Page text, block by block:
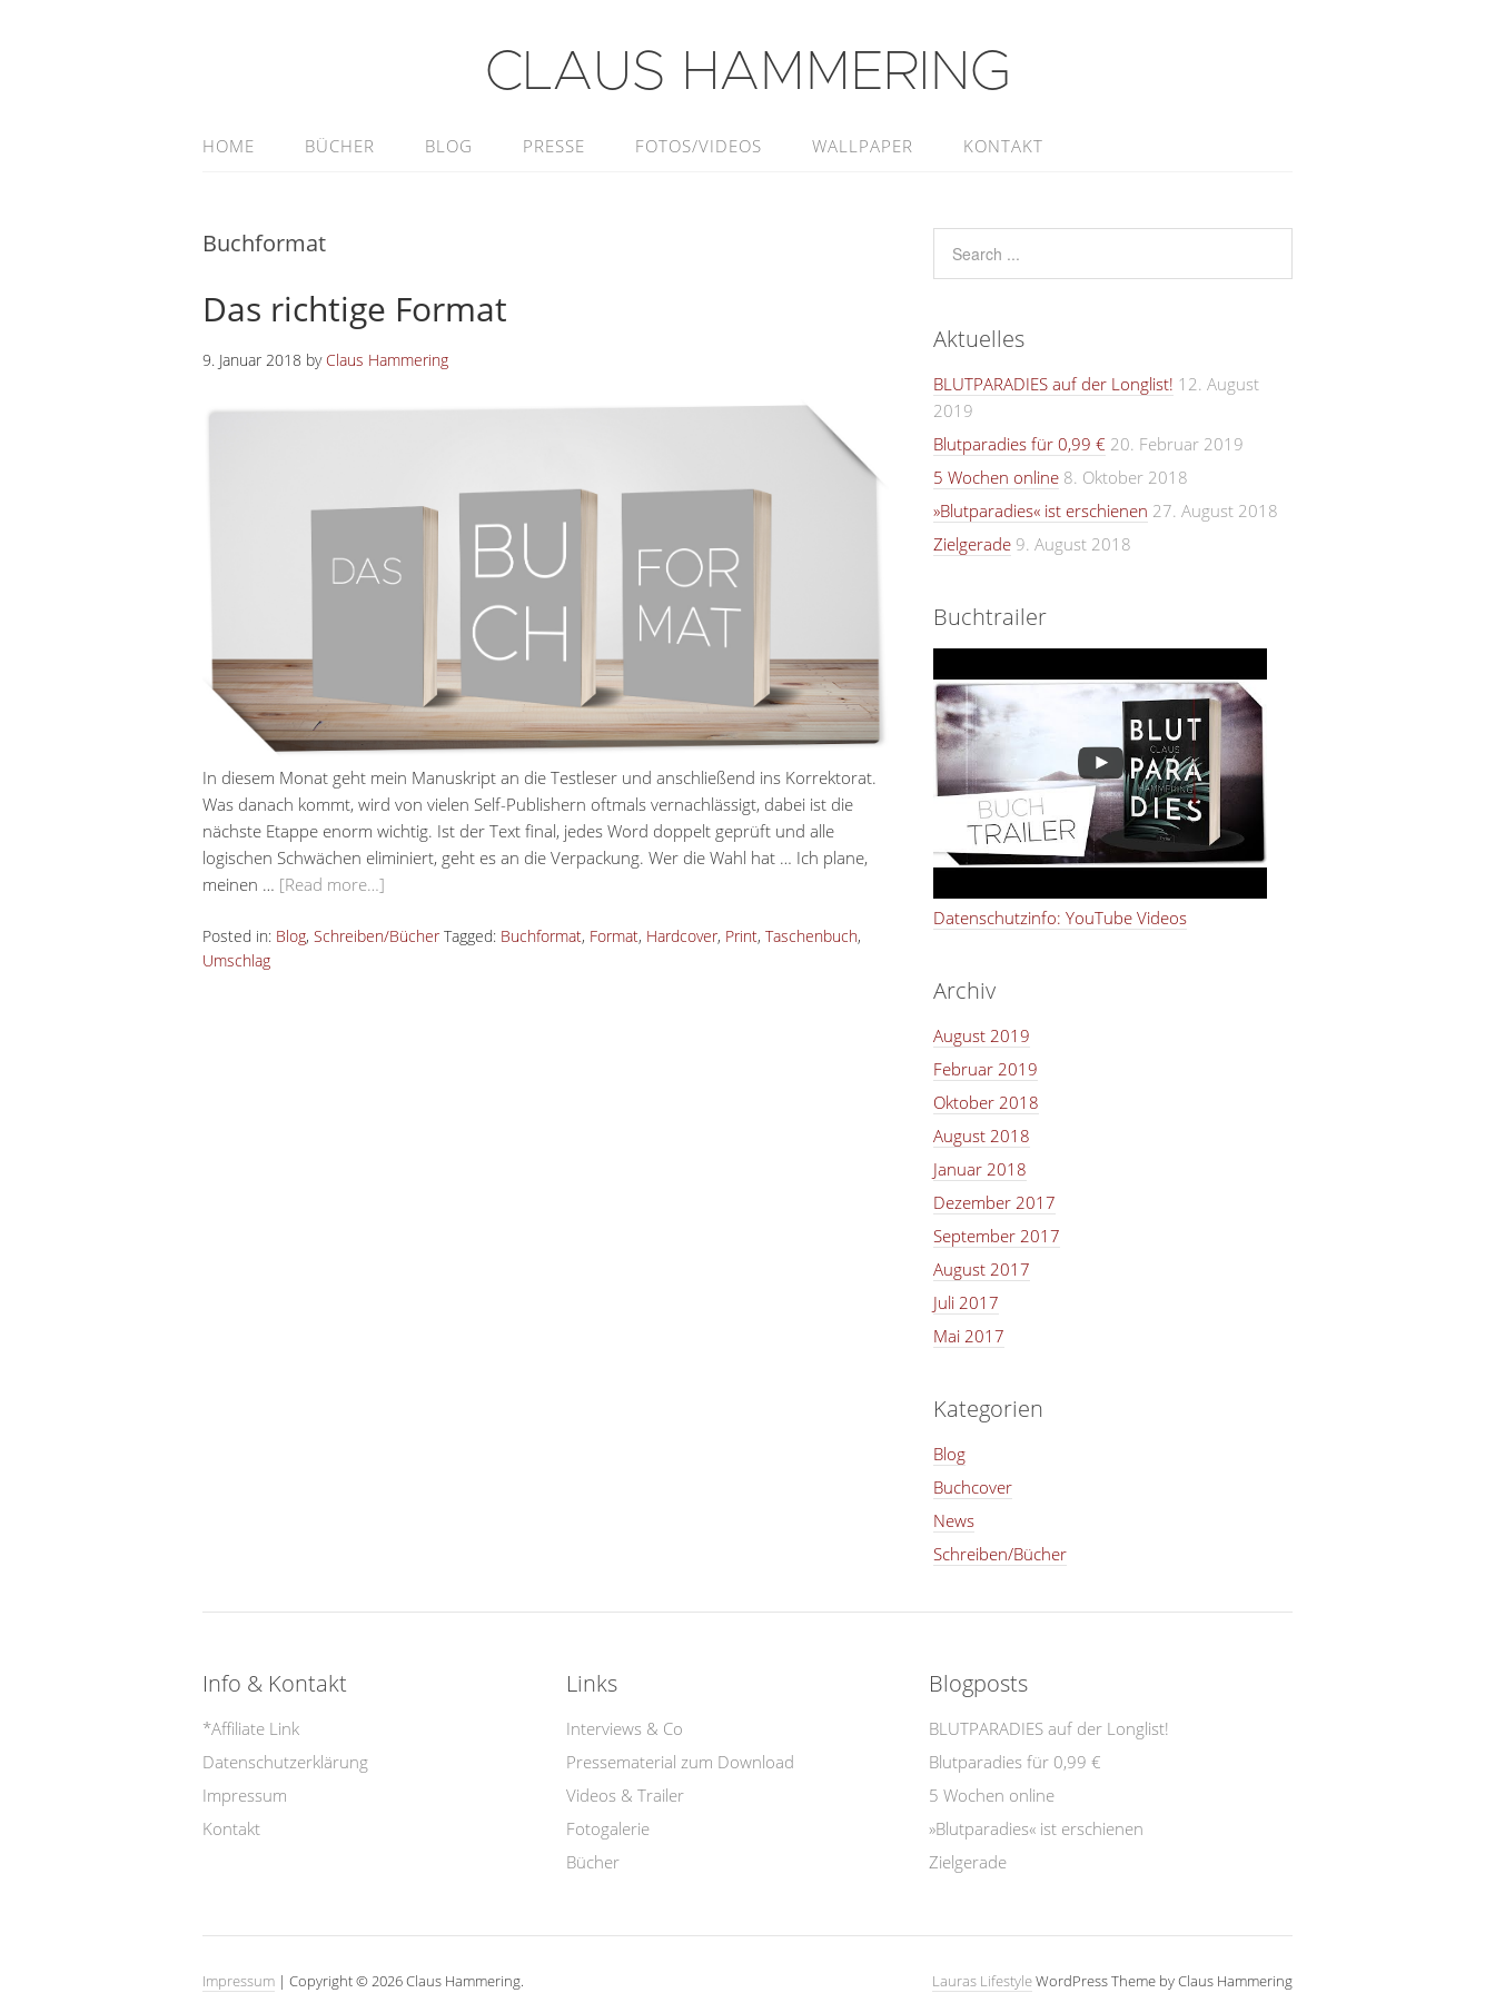
CLAUS HAMMERING
HOME BÜCHER BLOG PRESSE FOTOS/VIDEOS WALLPAPER KONTAKT
Buchformat
Das richtige Format
9. Januar 2018 by Claus Hammering
In diesem Monat geht mein Manuskript an die Testleser und anschließend ins Korrektorat.
Was danach kommt, wird von vielen Self-Publishern oftmals vernachlässigt, dabei ist die
nächste Etappe enorm wichtig. Ist der Text final, jedes Word doppelt geprüft und alle
logischen Schwächen eliminiert, geht es an die Verpackung. Wer die Wahl hat … Ich plane,
meinen … [Read more…]
Posted in: Blog, Schreiben/Bücher Tagged: Buchformat, Format, Hardcover, Print, Taschenbuch,
Umschlag
Aktuelles
BLUTPARADIES auf der Longlist! 12. August
2019
Blutparadies für 0,99 € 20. Februar 2019
5 Wochen online 8. Oktober 2018
»Blutparadies« ist erschienen 27. August 2018
Zielgerade 9. August 2018
Buchtrailer
Datenschutzinfo: YouTube Videos
Archiv
August 2019
Februar 2019
Oktober 2018
August 2018
Januar 2018
Dezember 2017
September 2017
August 2017
Juli 2017
Mai 2017
Kategorien
Blog
Buchcover
News
Schreiben/Bücher
Info & Kontakt
*Affiliate Link
Datenschutzerklärung
Impressum
Kontakt
Links
Interviews & Co
Pressematerial zum Download
Videos & Trailer
Fotogalerie
Bücher
Blogposts
BLUTPARADIES auf der Longlist!
Blutparadies für 0,99 €
5 Wochen online
»Blutparadies« ist erschienen
Zielgerade
Impressum | Copyright © 2026 Claus Hammering. Lauras LifestyleWordPress Theme by Claus Hammering